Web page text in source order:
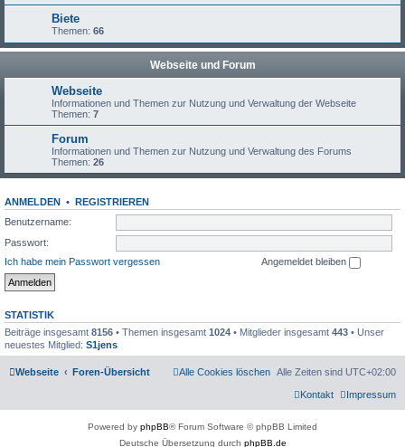
Biete
Themen: 66
Webseite und Forum
Webseite
Informationen und Themen zur Nutzung und Verwaltung der Webseite
Themen: 7
Forum
Informationen und Themen zur Nutzung und Verwaltung des Forums
Themen: 26
ANMELDEN • REGISTRIEREN
Benutzername:
Passwort:
Ich habe mein Passwort vergessen
Angemeldet bleiben
STATISTIK
Beiträge insgesamt 8156 • Themen insgesamt 1024 • Mitglieder insgesamt 443 • Unser
neuestes Mitglied: S1jens
Webseite Foren-Übersicht Alle Zeiten sind UTC+02:00
Alle Cookies löschen
Impressum
Kontakt
Powered by phpBB® Forum Software © phpBB Limited
Deutsche Übersetzung durch phpBB.de